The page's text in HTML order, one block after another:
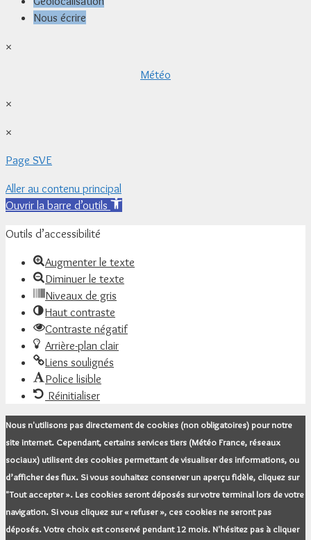
Nous écrire
×
Météo
×
×
Page SVE
Aller au contenu principal
Ouvrir la barre d’outils
Outils d’accessibilité
Augmenter le texte
Diminuer le texte
Niveaux de gris
Haut contraste
Contraste négatif
Arrière-plan clair
Liens soulignés
Police lisible
Réinitialiser
Nous n'utilisons pas directement de cookies (non obligatoires) pour notre
site internet. Cependant, certains services tiers (Météo France, réseaux
sociaux) utilisent des cookies permettant de visualiser des informations, ou
d’afficher des flux. Si vous souhaitez conserver un aperçu fidèle, cliquez sur
"Tout accepter ». Les cookies seront déposés sur votre terminal lors de votre
navigation. Si vous cliquez sur « refuser », ces cookies ne seront pas
déposés. Votre choix est conservé pendant 12 mois. N'hésitez pas à cliquer